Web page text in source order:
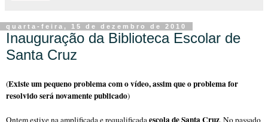
quarta-feira, 15 de dezembro de 2010
Inauguração da Biblioteca Escolar de
Santa Cruz
(Existe um pequeno problema com o vídeo, assim que o problema for
resolvido será novamente publicado)
Ontem estive na amplificada e requalificada escola de Santa Cruz. No passado